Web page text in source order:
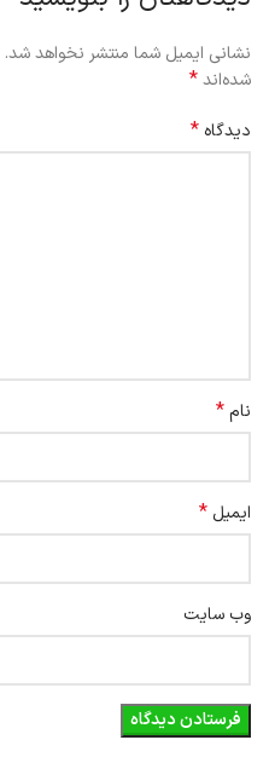
نشانی ایمیل شما منتشر نخواهد شد.
شده‌اند*
دیدگاه *
نام*
ایمیل *
وب‌ سایت